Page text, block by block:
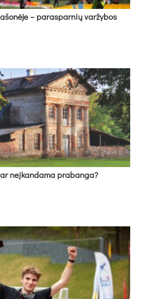
– pa­ras­par­nių var­žy­bos
neį­kan­da­ma pra­ban­ga?